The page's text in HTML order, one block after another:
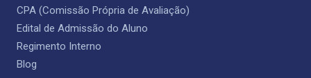
CPA (Comissão Própria de Avaliação)
Edital de Admissão do Aluno
Regimento Interno
Blog